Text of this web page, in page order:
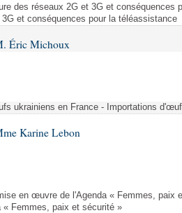
des réseaux 2G et 3G et conséquences
et conséquences pour la téléassistance
Éric Michoux
ukrainiens en France - Importations
Karine Lebon
en œuvre de l'Agenda « Femmes, paix
Femmes, paix et sécurité »